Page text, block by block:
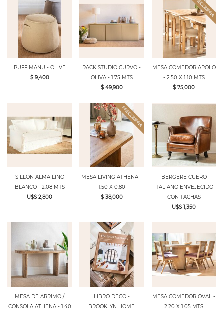
PUFF MANU - OLIVE
$ 9,400
RACK STUDIO CURVO -
OLIVA - 1.75 MTS
$ 49,900
MESA COMEDOR APOLO
- 2.50 X 1.10 MTS
$ 75,000
SILLON ALMA LINO
BLANCO - 2.08 MTS
U$S 2,800
MESA LIVING ATHENA -
1.50 X 0.80
$ 38,000
BERGERE CUERO
ITALIANO ENVEJECIDO
CON TACHAS
U$S 1,350
MESA DE ARRIMO /
CONSOLA ATHENA - 1.40
LIBRO DECO -
BROOKLYN HOME
MESA COMEDOR OVAL -
2.20 X 1.05 MTS